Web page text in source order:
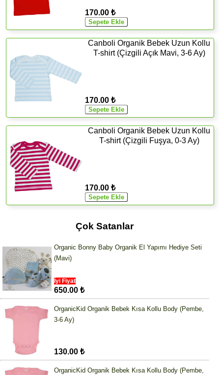
170.00 ₺
Canboli Organik Bebek Uzun Kollu
T-shirt (Çizgili Açık Mavi, 3-6 Ay)
170.00 ₺
Canboli Organik Bebek Uzun Kollu
T-shirt (Çizgili Fuşya, 0-3 Ay)
170.00 ₺
Çok Satanlar
Organic Bonny Baby Organik El Yapımı Hediye Seti
(Mavi)
İyi Fiyat
650.00 ₺
OrganicKid Organik Bebek Kısa Kollu Body (Pembe,
3-6 Ay)
130.00 ₺
OrganicKid Organik Bebek Kısa Kollu Body (Pembe,